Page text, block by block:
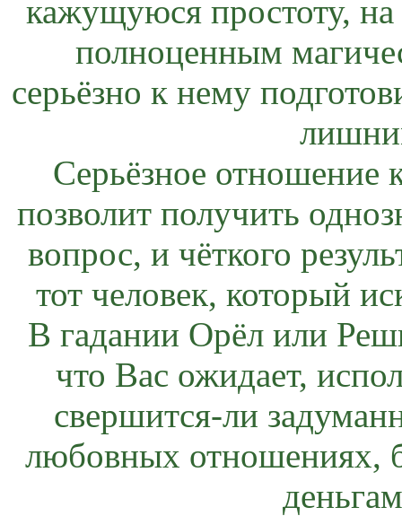
кажущуюся простоту, на
полноценным
серьёзно к нему
Серьёзное отношение
позволит получить
вопрос, и чёткого
тот человек, который
В гадании Орёл или
что Вас ожидает,
свершится-ли
любовных отношениях,